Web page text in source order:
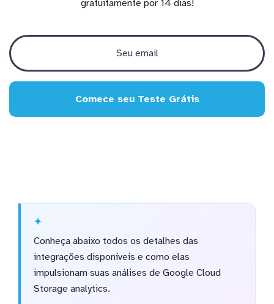
gratuitamente por 14 dias!
Comece seu Teste Grátis
Conheça abaixo todos os detalhes das
integrações disponíveis e como elas
impulsionam suas análises de Google Cloud
Storage analytics.